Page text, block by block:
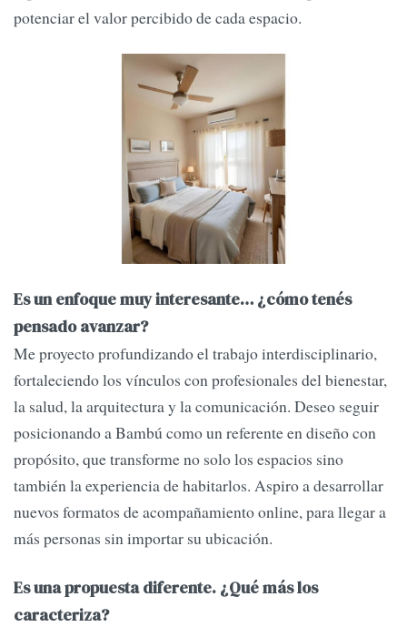
potenciar el valor percibido de cada espacio.
Es un enfoque muy interesante… ¿cómo tenés
pensado avanzar?
Me proyecto profundizando el trabajo interdisciplinario,
fortaleciendo los vínculos con profesionales del bienestar,
la salud, la arquitectura y la comunicación. Deseo seguir
posicionando a Bambú como un referente en diseño con
propósito, que transforme no solo los espacios sino
también la experiencia de habitarlos. Aspiro a desarrollar
nuevos formatos de acompañamiento online, para llegar a
más personas sin importar su ubicación.
Es una propuesta diferente. ¿Qué más los
caracteriza?